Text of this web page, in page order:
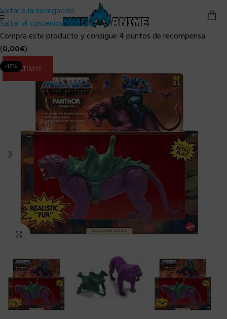
Saltar a la navegación
Saltar al contenido principal
Compra este producto y consigue 4 puntos de recompensa
(0,00€)
-17%ULTIMA!!
Clic para ampliar